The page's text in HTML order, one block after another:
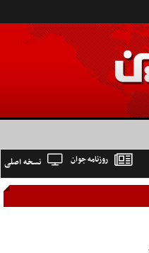
نسخه اصلی روزنامه جوان